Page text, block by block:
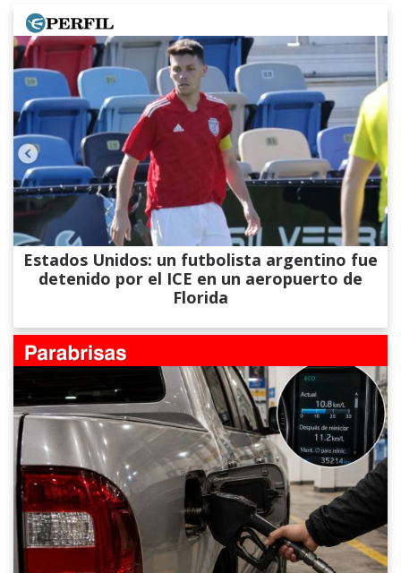
Estados Unidos: un futbolista argentino fue
detenido por el ICE en un aeropuerto de
Florida